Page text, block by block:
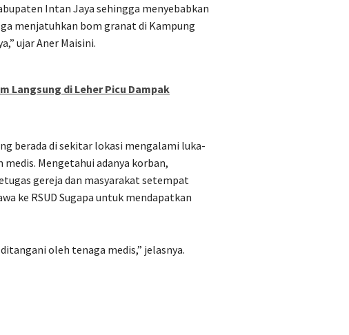
Intan Jaya sehingga menyebabkan
menjatuhkan bom granat di Kampung
ujar Aner Maisini.
Langsung di Leher Picu Dampak
berada di sekitar lokasi mengalami luka-
Mengetahui adanya korban,
gereja dan masyarakat setempat
ke RSUD Sugapa untuk mendapatkan
oleh tenaga medis,” jelasnya.